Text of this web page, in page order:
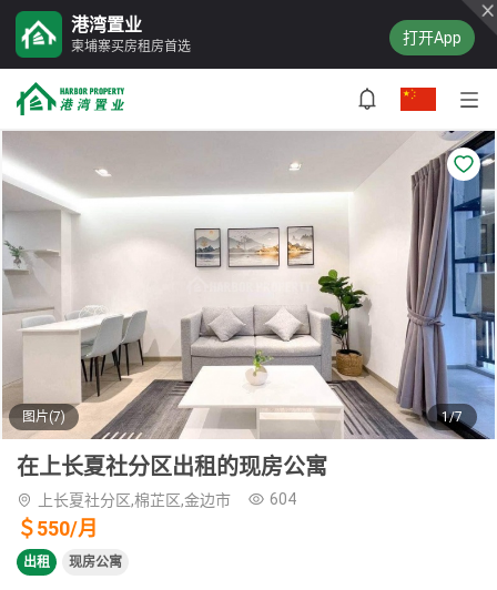
港湾置业
柬埔寨买房租房首选 打开App
图片(7) 1/7
在上长夏社分区出租的现房公寓
上长夏社分区,棉芷区,金边市 604
＄550/月
出租 现房公寓